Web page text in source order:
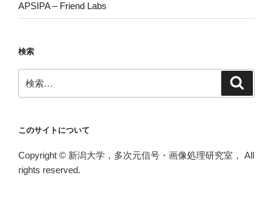
APSIPA – Friend Labs
検索
索:
このサイトについて
Copyright © 新潟大学，多次元信号・画像処理研究室， All
rights reserved.